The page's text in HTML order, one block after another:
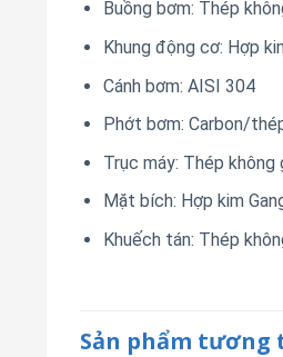
Buồng bơm: Thép
Khung động cơ: Hợp
Cánh bơm: AISI 304
Phớt bơm: Carbon/
Trục máy: Thép
Mặt bích: Hợp kim
Khuếch tán: Thép
Sản phẩm tương